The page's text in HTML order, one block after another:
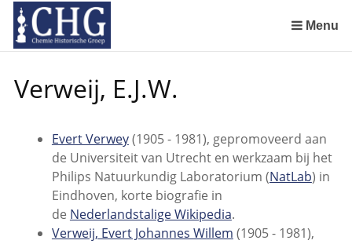
links
over
naar
de
Spring
naar
het
menu
Menu
Verweij, E.J.W.
Evert Verwey(1905 - 1981), gepromoveerd aan
de Universiteit van Utrecht en werkzaam bij het
Philips Natuurkundig Laboratorium (NatLab) in
Eindhoven, korte biografie in
de Nederlandstalige Wikipedia.
Verweij, Evert Johannes Willem (1905 - 1981),